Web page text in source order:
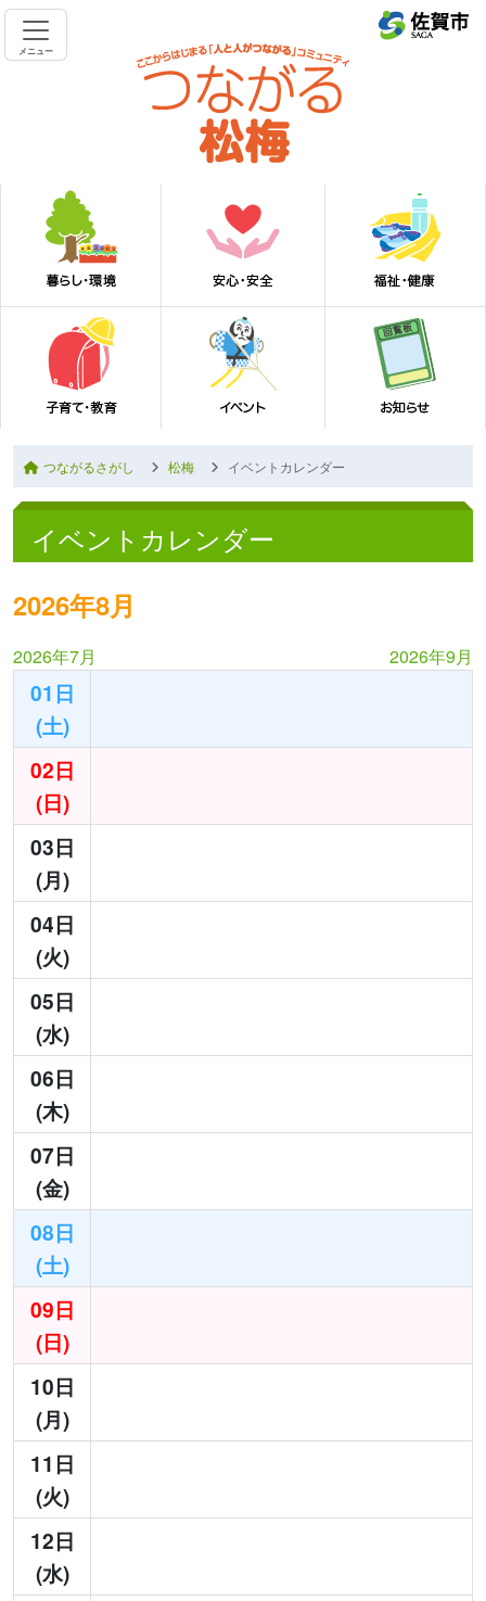
メニュー
つながるさがし 松梅 イベントカレンダー
イベントカレンダー
2026年8月
2026年7月 2026年9月
01日
(土)
02日
(日)
03日
(月)
04日
(火)
05日
(水)
06日
(木)
07日
(金)
08日
(土)
09日
(日)
10日
(月)
11日
(火)
12日
(水)